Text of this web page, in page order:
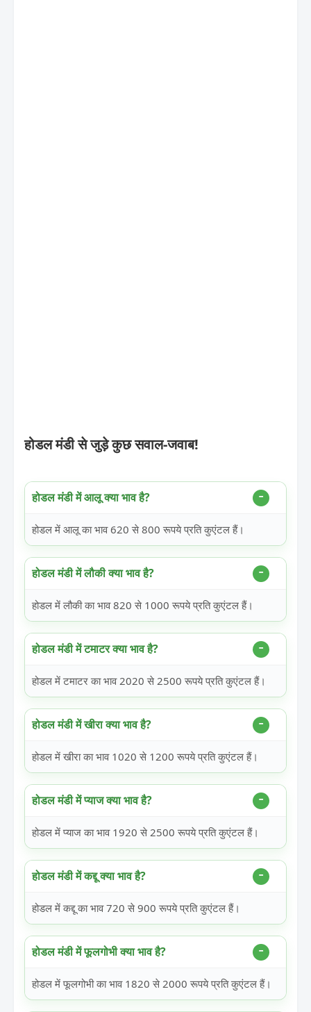
होडल मंडी से जुड़े कुछ सवाल-जवाब!
होडल मंडी में आलू क्या भाव है?
होडल में आलू का भाव 620 से 800 रूपये प्रति कुएंटल हैं।
होडल मंडी में लौकी क्या भाव है?
होडल में लौकी का भाव 820 से 1000 रूपये प्रति कुएंटल हैं।
होडल मंडी में टमाटर क्या भाव है?
होडल में टमाटर का भाव 2020 से 2500 रूपये प्रति कुएंटल हैं।
होडल मंडी में खीरा क्या भाव है?
होडल में खीरा का भाव 1020 से 1200 रूपये प्रति कुएंटल हैं।
होडल मंडी में प्याज क्या भाव है?
होडल में प्याज का भाव 1920 से 2500 रूपये प्रति कुएंटल हैं।
होडल मंडी में कद्दू क्या भाव है?
होडल में कद्दू का भाव 720 से 900 रूपये प्रति कुएंटल हैं।
होडल मंडी में फूलगोभी क्या भाव है?
होडल में फूलगोभी का भाव 1820 से 2000 रूपये प्रति कुएंटल हैं।